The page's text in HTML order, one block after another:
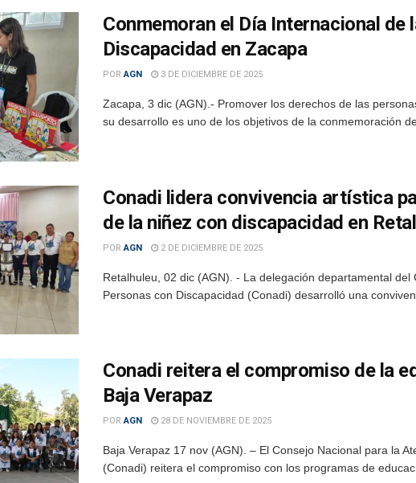
Conmemoran el Día Internacional de
Discapacidad en Zacapa
POR AGN 3 DE DICIEMBRE DE 2025
Zacapa, 3 dic (AGN).- Promover los derechos de las
su desarrollo es uno de los objetivos de la conmemoración
Conadi lidera convivencia artística
de la niñez con discapacidad en
POR AGN 2 DE DICIEMBRE DE 2025
Retalhuleu, 02 dic (AGN). - La delegación departamental
Personas con Discapacidad (Conadi) desarrolló una
Conadi reitera el compromiso de la
Baja Verapaz
POR AGN 28 DE NOVIEMBRE DE 2025
Baja Verapaz 17 nov (AGN). – El Consejo Nacional para la
(Conadi) reitera el compromiso con los programas de